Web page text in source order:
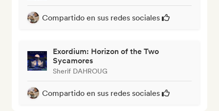
Compartido en sus redes sociales
Exordium: Horizon of the Two
Sycamores
Sherif DAHROUG
Compartido en sus redes sociales